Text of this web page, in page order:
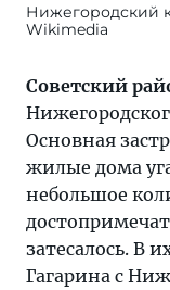
Нижегородский
Wikimedia
Советский
Основная
жилые дома
небольшое
затесалось. В
Гагарина с